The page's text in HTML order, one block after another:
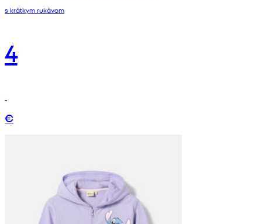
s krátkym rukávom
4
€